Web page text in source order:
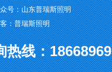
号：山东普瑞斯照明
：普瑞斯照明
热线：